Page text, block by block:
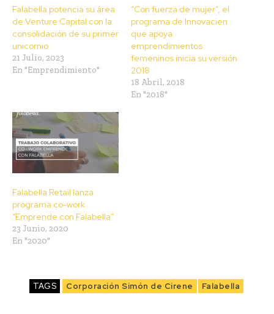
Falabella potencia su área
de Venture Capital con la
consolidación de su primer
unicornio
21 Julio, 2023
En "Emprendimiento"
“Con fuerza de mujer”, el
programa de Innovacien
que apoya
emprendimientos
femeninos inicia su versión
2018
18 Abril, 2018
En "2018"
Falabella Retail lanza
programa co-work
“Emprende con Falabella”
23 Junio, 2020
En "2020"
TAGS Corporación Simón de Cirene Falabella